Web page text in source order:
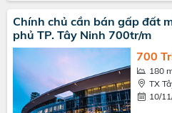
Chính chủ cần bán gấp đất
phủ TP. Tây Ninh 700tr/m
700
180
TX
10/